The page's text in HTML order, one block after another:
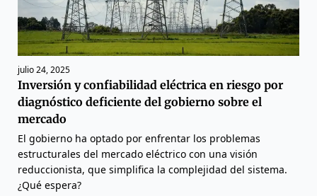
julio 24, 2025
Inversión y confiabilidad eléctrica en riesgo por
diagnóstico deficiente del gobierno sobre el
mercado
El gobierno ha optado por enfrentar los problemas
estructurales del mercado eléctrico con una visión
reduccionista, que simplifica la complejidad del sistema.
¿Qué espera?